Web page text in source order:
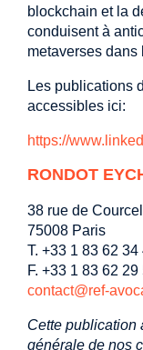
blockchain et la
conduisent à
metaverses dans
Les publications
accessibles ici:
https://
RONDOT
38 rue de
75008 Paris
T. +33 1 83 62 34
F. +33 1 83 62 29
contact@ref-
Cette publication
générale de nos